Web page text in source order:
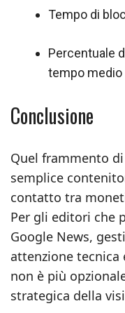
Tempo di
Percentuale
tempo medio
Conclusione
Quel frammento
semplice
contatto tra
Per gli editori che
Google News,
attenzione tecnica
non è più
strategica della